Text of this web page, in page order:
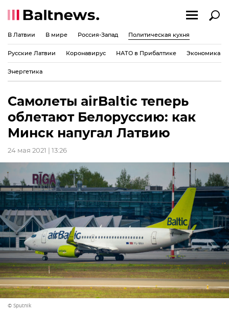
В Латвии В мире Россия-Запад Политическая кухня
Русские Латвии Коронавирус НАТО в Прибалтике Экономика
Энергетика
Самолеты airBaltic теперь
облетают Белоруссию: как
Минск напугал Латвию
24 мая 2021 | 13:26
© Sputnik